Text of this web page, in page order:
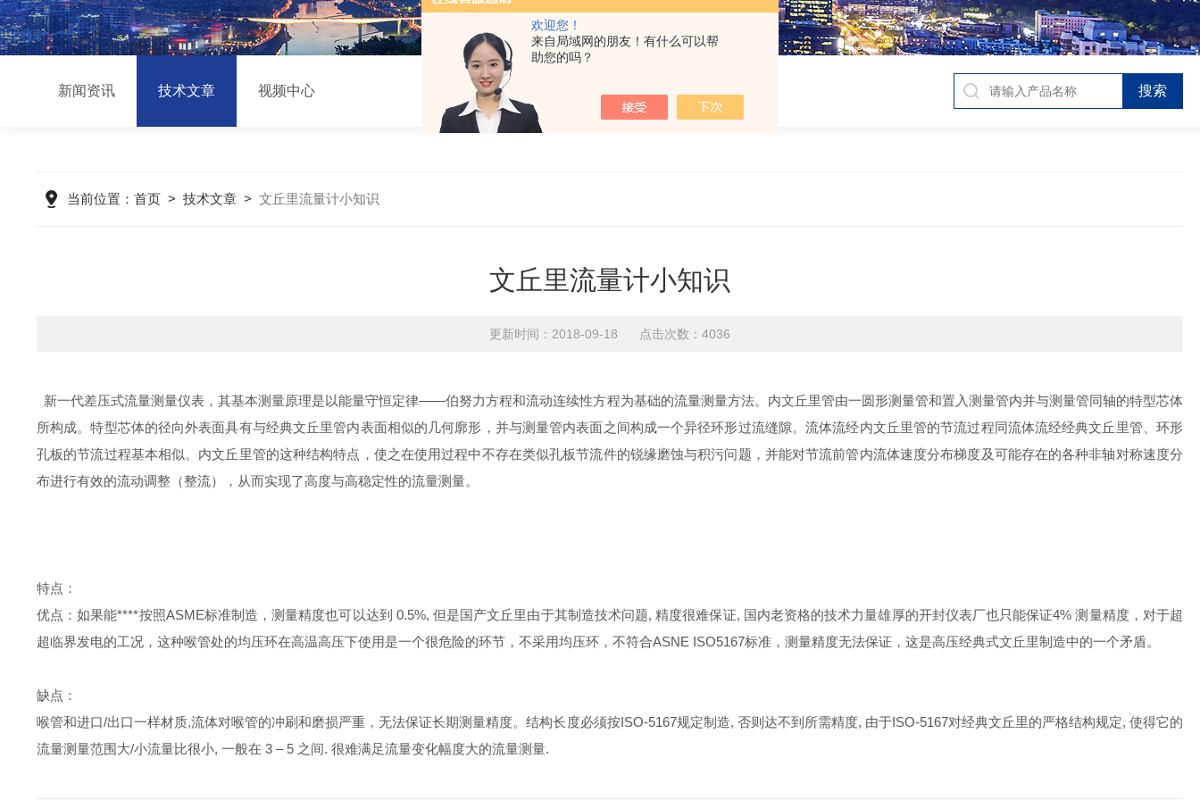
欢迎您！
来自局域网的朋友！有什么可以帮
助您的吗？
新闻资讯 技术文章 视频中心
当前位置： 首页> 技术文章> 文丘里流量计小知识
文丘里流量计小知识
更新时间：2018-09-18 点击次数：4036
新一代差压式流量测量仪表，其基本测量原理是以能量守恒定律——伯努力方程和流动连续性方程为基础的流量测量方法。内文丘里管由一圆形测量管和置入测量管内并与测量管同轴的特型芯体
所构成。特型芯体的径向外表面具有与经典文丘里管内表面相似的几何廓形，并与测量管内表面之间构成一个异径环形过流缝隙。流体流经内文丘里管的节流过程同流体流经经典文丘里管、环形
孔板的节流过程基本相似。内文丘里管的这种结构特点，使之在使用过程中不存在类似孔板节流件的锐缘磨蚀与积污问题，并能对节流前管内流体速度分布梯度及可能存在的各种非轴对称速度分
布进行有效的流动调整（整流），从而实现了高度与高稳定性的流量测量。
特点：
优点：如果能****按照ASME标准制造，测量精度也可以达到 0.5%, 但是国产文丘里由于其制造技术问题, 精度很难保证, 国内老资格的技术力量雄厚的开封仪表厂也只能保证4% 测量精度，对于超
超临界发电的工况，这种喉管处的均压环在高温高压下使用是一个很危险的环节，不采用均压环，不符合ASNE ISO5167标准，测量精度无法保证，这是高压经典式文丘里制造中的一个矛盾。
缺点：
喉管和进口/出口一样材质,流体对喉管的冲刷和磨损严重，无法保证长期测量精度。结构长度必须按ISO-5167规定制造, 否则达不到所需精度, 由于ISO-5167对经典文丘里的严格结构规定, 使得它的
流量测量范围大/小流量比很小, 一般在 3 – 5 之间. 很难满足流量变化幅度大的流量测量.